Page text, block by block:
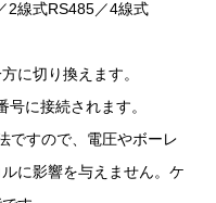
2線式RS485／4線式
に切り換えます。
に接続されます。
ですので、電圧やボーレ
に影響を与えません。ケ